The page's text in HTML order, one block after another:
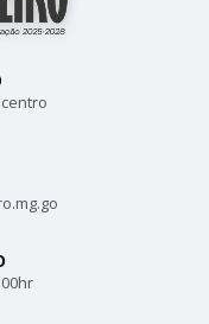
centro